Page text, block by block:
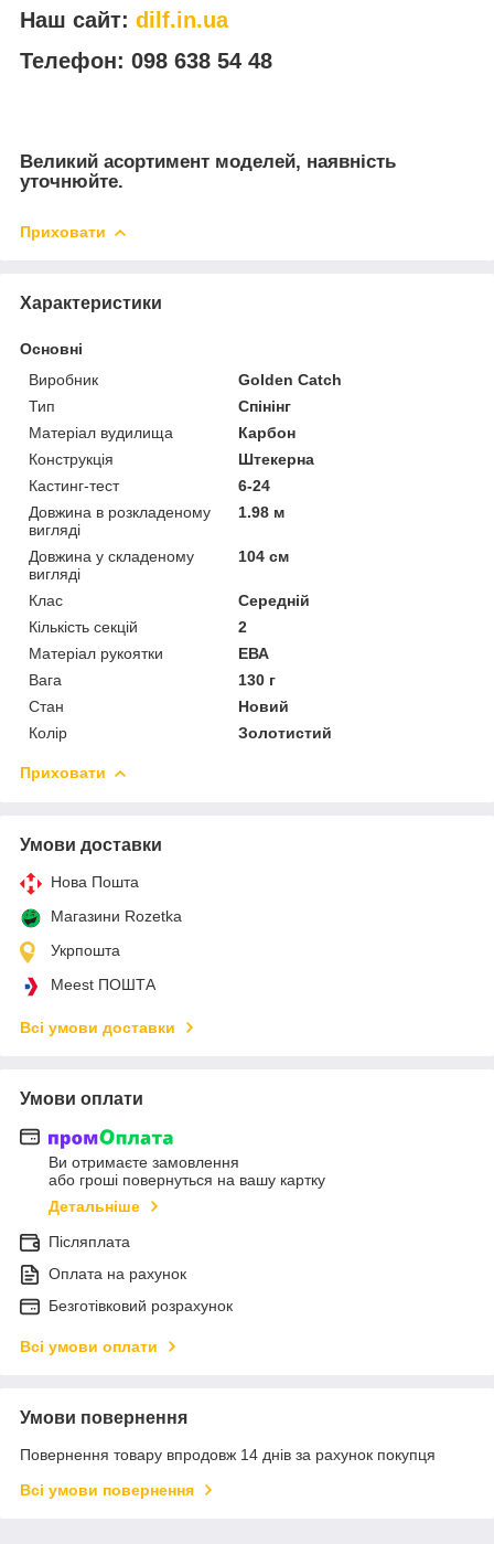
Наш сайт: dilf.in.ua
Телефон: 098 638 54 48
Великий асортимент моделей, наявність
уточнюйте.
Приховати
Характеристики
Основні
Виробник
Golden Catch
Тип
Спінінг
Матеріал вудилища
Карбон
Конструкція
Штекерна
Кастинг-тест
6-24
Довжина в розкладеному
вигляді
1.98 м
Довжина у складеному
вигляді
104 см
Клас
Середній
Кількість секцій
2
Матеріал рукоятки
ЕВА
Вага
130 г
Стан
Новий
Колір
Золотистий
Приховати
Умови доставки
Нова Пошта
Магазини Rozetka
Укрпошта
Meest ПОШТА
Всі умови доставки
Умови оплати
Ви отримаєте замовлення
або гроші повернуться на вашу картку
Детальніше
Післяплата
Оплата на рахунок
Безготівковий розрахунок
Всі умови оплати
Умови повернення
Повернення товару впродовж 14 днів за рахунок покупця
Всі умови повернення